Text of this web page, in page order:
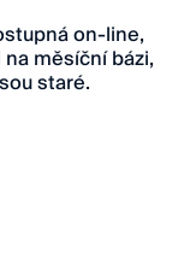
on-line,
měsíční bázi,
staré.